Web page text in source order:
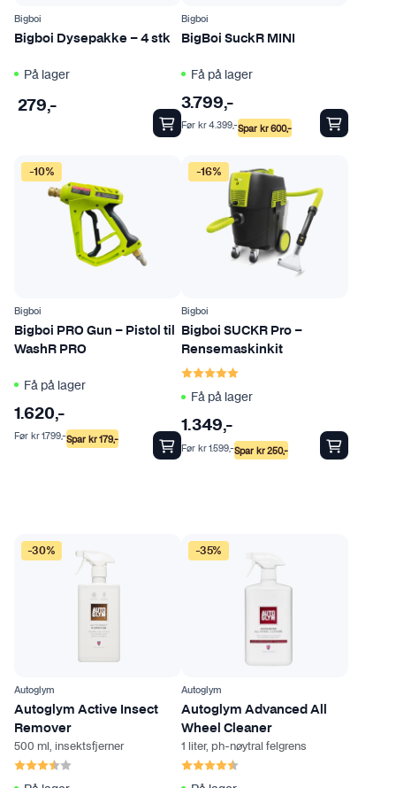
Bigboi
Bigboi Dysepakke – 4 stk
På lager
279,-
Bigboi
BigBoi SuckR MINI
Få på lager
3.799,-
Spar kr600,-
Før kr4.399,-
-10%
Bigboi
Bigboi PRO Gun – Pistol til
WashR PRO
Få på lager
1.620,-
Spar kr179,-
Før kr1.799,-
-16%
Bigboi
Bigboi SUCKR Pro –
Rensemaskinkit
Karakter:
Få på lager
1.349,-
Spar kr250,-
Før kr1.599,-
-30%
Autoglym
Autoglym Active Insect
Remover
500 ml, insektsfjerner
Karakter:
-35%
Autoglym
Autoglym Advanced All
Wheel Cleaner
1 liter, ph-nøytral felgrens
Karakter: